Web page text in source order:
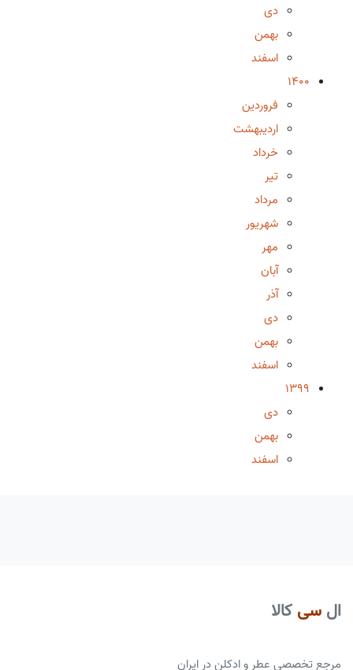
دی
بهمن
اسفند
1400
فروردین
اردیبهشت
خرداد
تیر
مرداد
شهریور
مهر
آبان
آذر
دی
بهمن
اسفند
1399
دی
بهمن
اسفند
ال سی کالا
مرجع تخصصی عطر و ادکلن در ایران